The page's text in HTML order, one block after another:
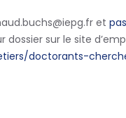
et
sur le site
doctorants-